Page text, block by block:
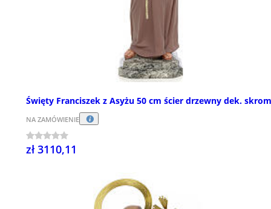
Święty Franciszek z Asyżu 50 cm ścier drzewny dek.
NA ZAMÓWIENIE
zł 3110,11